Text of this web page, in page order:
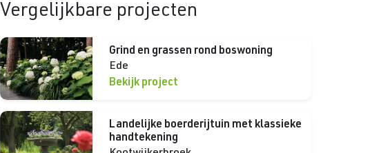
Vergelijkbare projecten
Grind en grassen rond boswoning
Ede
Bekijk project
Landelijke boerderijtuin met klassieke
handtekening